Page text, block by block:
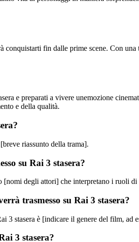
conquistarti fin dalle prime scene. Con
e preparati a vivere unemozione
e della qualità.
riassunto della trama].
su Rai 3 stasera?
degli attori] che interpretano i ruoli
trasmesso su Rai 3 stasera?
3 stasera è [indicare il genere del film, ad
3 stasera?